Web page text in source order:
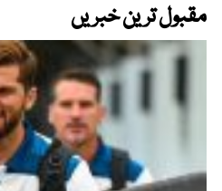
مقبول ترین خبریں